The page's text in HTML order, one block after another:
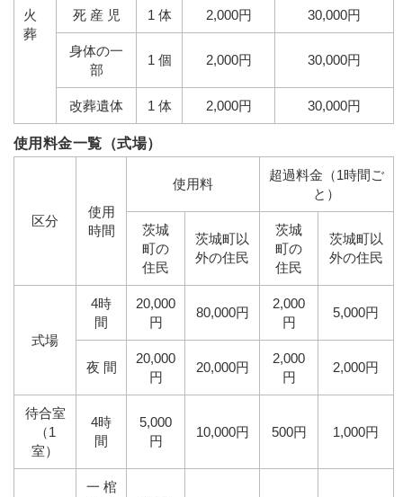
火
葬
死 産 児 1 体 2,000円 30,000円
身体の一
部
1 個 2,000円 30,000円
改葬遺体 1 体 2,000円 30,000円
使用料金一覧（式場）
区分
使用
時間
使用料
超過料金（1時間ご
と）
茨城
町の
住民
茨城町以
外の住民
茨城
町の
住民
茨城町以
外の住民
式場
4時
間
20,000
円
80,000円
2,000
円
5,000円
夜 間
20,000
円
20,000円
2,000
円
2,000円
待合室
（1
室）
4時
間
5,000
円
10,000円 500円 1,000円
一 棺